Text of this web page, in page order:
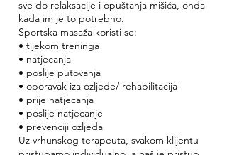
sve do relaksacije i opuštanja mišića, onda
kada im je to potrebno.
Sportska masaža koristi se:
• tijekom treninga
• natjecanja
• poslije putovanja
• oporavak iza ozljede/ rehabilitacija
• prije natjecanja
• poslije natjecanje
• prevenciji ozljeda
Uz vrhunskog terapeuta, svakom klijentu